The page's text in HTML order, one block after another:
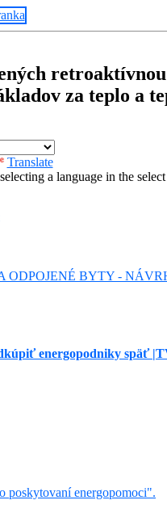
za teplo a
Translate
a language in the
BYTY -
energopodniky späť
poskytovaní energopomoci".